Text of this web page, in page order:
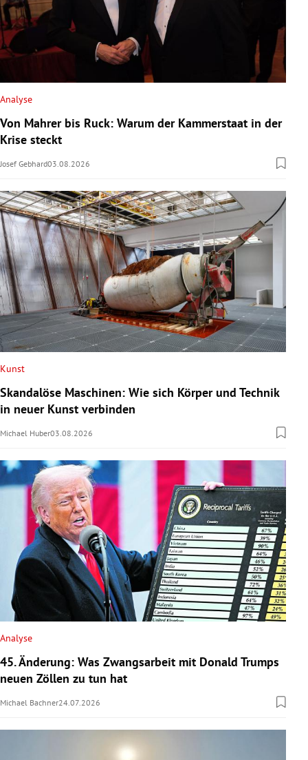
Analyse
Von Mahrer bis Ruck: Warum der Kammerstaat in der
Krise steckt
Josef Gebhard03.08.2026
Kunst
Skandalöse Maschinen: Wie sich Körper und Technik
in neuer Kunst verbinden
Michael Huber03.08.2026
Analyse
45. Änderung: Was Zwangsarbeit mit Donald Trumps
neuen Zöllen zu tun hat
Michael Bachner24.07.2026